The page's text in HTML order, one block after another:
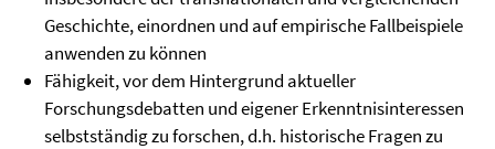
Geschichte, einordnen und auf empirische Fallbeispiele
anwenden zu können
Fähigkeit, vor dem Hintergrund aktueller
Forschungsdebatten und eigener Erkenntnisinteressen
selbstständig zu forschen, d.h. historische Fragen zu